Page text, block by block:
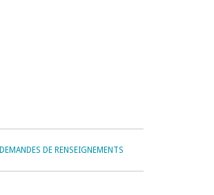
DEMANDES DE RENSEIGNEMENTS